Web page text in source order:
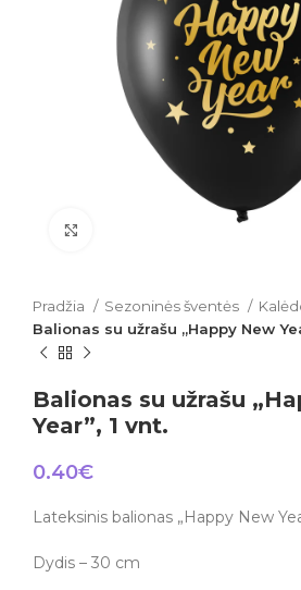
Pradžia Sezoninės šventės
Balionas su užrašu „Happy New
Balionas su užrašu
Year”, 1 vnt.
0.40€
Lateksinis balionas „Happy New
Dydis – 30 cm